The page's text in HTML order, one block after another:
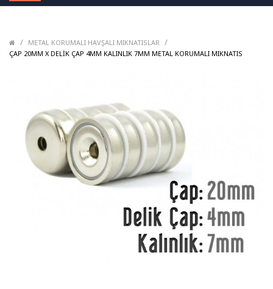
/ METAL KORUMALI HAVŞALI MIKNATISLAR /
ÇAP 20MM X DELIK ÇAP 4MM KALINLIK 7MM METAL KORUMALI MIKNATIS